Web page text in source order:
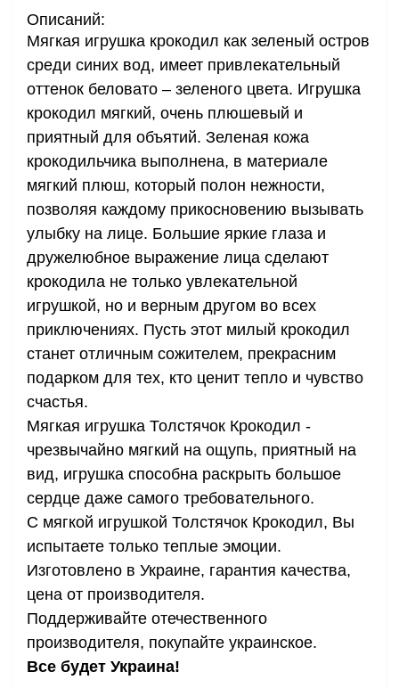
Описаний:
Мягкая игрушка крокодил как зеленый остров
среди синих вод, имеет привлекательный
оттенок беловато – зеленого цвета. Игрушка
крокодил мягкий, очень плюшевый и
приятный для объятий. Зеленая кожа
крокодильчика выполнена, в материале
мягкий плюш, который полон нежности,
позволяя каждому прикосновению вызывать
улыбку на лице. Большие яркие глаза и
дружелюбное выражение лица сделают
крокодила не только увлекательной
игрушкой, но и верным другом во всех
приключениях. Пусть этот милый крокодил
станет отличным сожителем, прекрасним
подарком для тех, кто ценит тепло и чувство
счастья.
Мягкая игрушка Толстячок Крокодил -
чрезвычайно мягкий на ощупь, приятный на
вид, игрушка способна раскрыть большое
сердце даже самого требовательного.
С мягкой игрушкой Толстячок Крокодил, Вы
испытаете только теплые эмоции.
Изготовлено в Украине, гарантия качества,
цена от производителя.
Поддерживайте отечественного
производителя, покупайте украинское.
Все будет Украина!